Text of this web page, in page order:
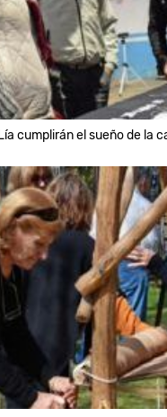
cumplirán el sueño de la